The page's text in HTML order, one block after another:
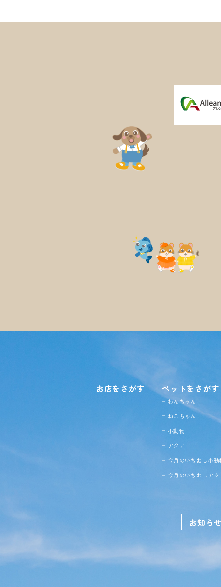
お店をさがす ペットをさがす
わんちゃん
ねこちゃん
小動物
アクア
今月のいちおし小動
今月のいちおしアク
お知ら